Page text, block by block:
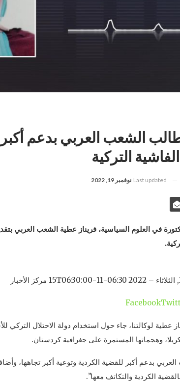
الشعب العربي بدعم
التركية
Last updated نوفمبر 19, 2022
في العلوم السياسية، فريناز عطية الشعب العربي
Facebook
عطية لوكالتنا، جاء حول استخدام دولة الاحتلال التركي
وهجماتها المستمرة على جغرافية كردستان.
بدعم أكبر للقضية الكردية وتوعية أكبر تجاهها،
الكردية والتكاتف معها”.